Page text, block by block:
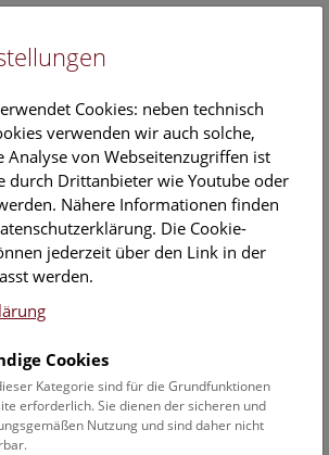
EN
Frauentag richtet
seinen Blick auf eine
Pionierin der Institution
FURLANI (1886 – 1974)
2018, 15.30 Uhr: Vortrag über die
Cookies: neben technisch
verwenden wir auch solche,
Analyse von Webseitenzugriffen ist
durch Drittanbieter wie Youtube oder
Nähere Informationen finden
Die Cookie-
jederzeit über den Link in der
werden.
Cookies
Kategorie sind für die Grundfunktionen
erforderlich. Sie dienen der sicheren und
Nutzung und sind daher nicht